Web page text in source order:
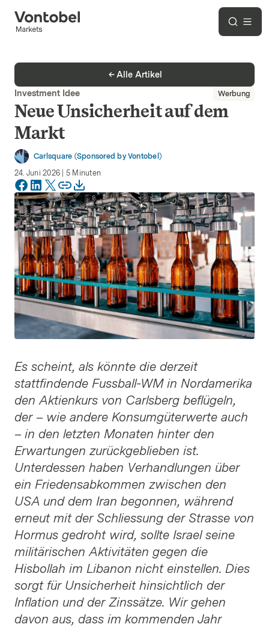
Alle Artikel
Investment Idee
Werbung
Neue Unsicherheit auf dem
Markt
Carlsquare (Sponsored by Vontobel)
24. Juni 2026
5 Minuten
Es scheint, als könnte die derzeit
stattfindende Fussball-WM in Nordamerika
den Aktienkurs von Carlsberg beflügeln,
der – wie andere Konsumgüterwerte auch
– in den letzten Monaten hinter den
Erwartungen zurückgeblieben ist.
Unterdessen haben Verhandlungen über
ein Friedensabkommen zwischen den
USA und dem Iran begonnen, während
erneut mit der Schliessung der Strasse von
Hormus gedroht wird, sollte Israel seine
militärischen Aktivitäten gegen die
Hisbollah im Libanon nicht einstellen. Dies
sorgt für Unsicherheit hinsichtlich der
Inflation und der Zinssätze. Wir gehen
davon aus, dass im kommenden Jahr